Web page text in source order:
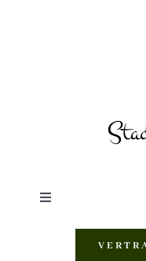
Toggle